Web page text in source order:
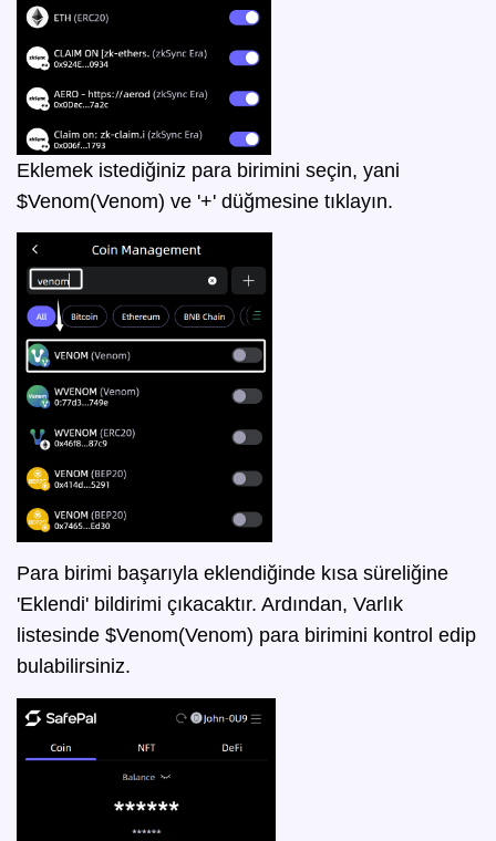
Eklemek istediğiniz para birimini seçin, yani
$Venom(Venom) ve '+' düğmesine tıklayın.
Para birimi başarıyla eklendiğinde kısa süreliğine
'Eklendi' bildirimi çıkacaktır. Ardından, Varlık
listesinde $Venom(Venom) para birimini kontrol edip
bulabilirsiniz.